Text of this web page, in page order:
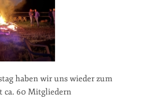
haben wir uns wieder zum
ca. 60 Mitgliedern